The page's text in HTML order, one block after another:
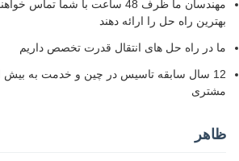
مهندسان ما ظرف 48 ساعت با شما تماس
بهترین راه حل را ارائه دهند
ما در راه حل های انتقال قدرت تخصص داریم
مشتری
ظاهر